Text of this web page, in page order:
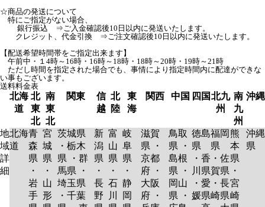
☆商品の発送について
特にご指定がない場合、
銀行振込 ⇒ご入金確認後10日以内に発送いたします。
クレジット、代金引換 ⇒ご注文確認後10日以内に発送いたします。
【配送希望時間帯をご指定出来ます】
午前中・１4時～16時・16時～18時・18時～20時・19時～21時
ただし時間を指定された場合でも、事情により指定時間内に配達ができな
い事もございます。
送料料金表
北海
道
北
東
北
南
東
北
関東
信
越
北
陸
東
海
関西 中国 四国北九
州
南
九
州
沖縄
地
域
詳
細
北海
道
青
森
県
・
岩
手
宮
城
県
・
山
形
茨城県
・栃木
県 ・群
馬県 ・
埼玉県
・千葉
新
潟
県
・
長
野
富
山
県
・
石
川
岐
阜
県
・
静
岡
滋賀
県 ・
京都
府 ・
大阪
府 ・
鳥取
県 ・
島根
県 ・
岡山
県 ・
徳島
県
・香
川県
・愛
媛県
福岡
県
・佐
賀県
・長
崎県
熊
本
県
・
宮
崎
沖縄
県